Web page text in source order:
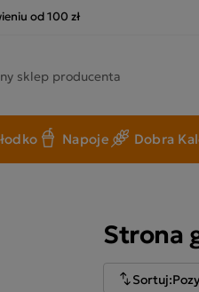
od 100 zł
sklep producenta
Napoje Dobra
Strona
Sortuj: